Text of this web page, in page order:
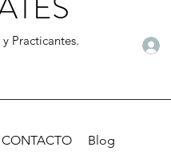
Practicantes.
CONTACTO Blog